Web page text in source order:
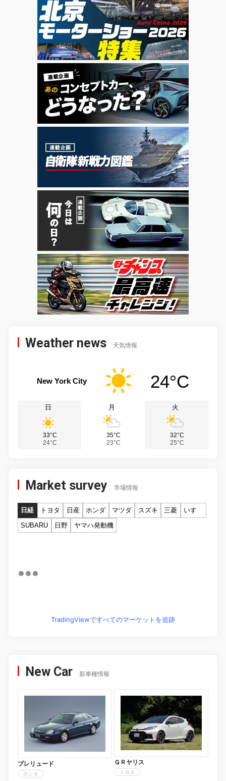
Weather news 天気情報
New York City 24°C
日
33°C
24°C
月
35°C
23°C
火
32°C
25°C
Market survey 市場情報
日経 トヨタ 日産 ホンダ マツダ スズキ 三菱
いすゞ
SUBARU
日野 ヤマハ発動機
TradingViewですべてのマーケットを追跡
New Car 新車種情報
プレリュード
ホンダ
ＧＲヤリス
トヨタ